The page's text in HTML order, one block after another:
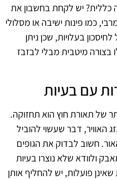
כללית? יש לקחת בחשבון את
כמו פינות ישיבה או מסלולי
לחיסכון בעלויות, שכן ניתן
מיטבית מבלי לבזבז
עם בעיות
של תאורת חוץ הוא תחזוקה.
האוויר, דבר שעשוי להוביל
חשוב לבדוק את הגופים
ולוודא שלא נוצרו בעיות
פועלות, יש להחליף אותן